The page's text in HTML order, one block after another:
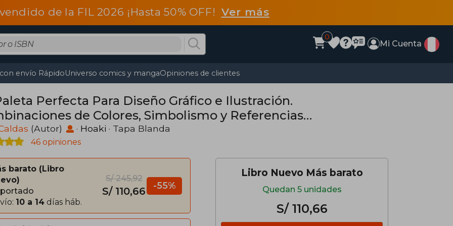
de la FIL 2026 ¡Hasta 50% OFF! Ver más
0
Mi Cuenta
envío RápidoUniverso comics y mangaOpiniones de clientes
Perfecta Para Diseño Gráfico e Ilustración.
de Colores, Simbolismo y Referencias
(Autor) · Hoaki · Tapa Blanda
46 opiniones
barato
Libro
10 a 14 días háb.
S/ 245,92
S/ 110,66 -55%
Libro Nuevo Más barato
Quedan 5 unidades
S/ 110,66